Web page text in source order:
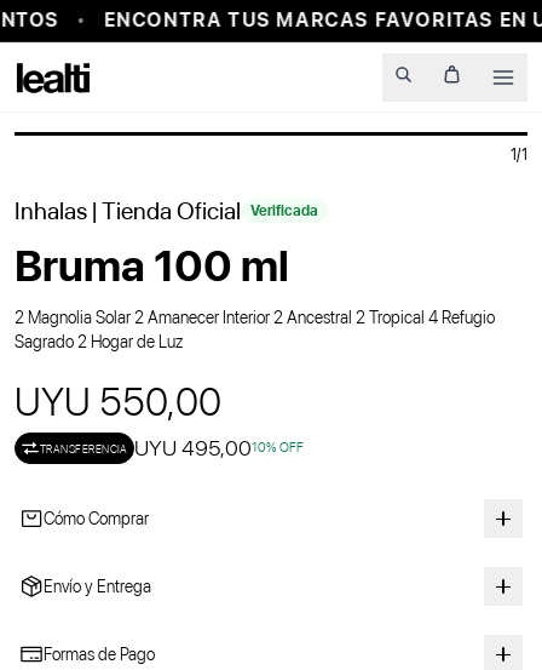
ENCONTRA TUS MARCAS FAVORITAS EN
PROBADOR VIRTUAL
1/1
Inhalas | Tienda Oficial Verificada
Bruma 100 ml
2 Magnolia Solar 2 Amanecer Interior 2 Ancestral 2 Tropical 4 Refugio
Sagrado 2 Hogar de Luz
UYU 550,00
TRANSFERENCIA UYU 495,0010% OFF
Cómo Comprar
Envío y Entrega
Formas de Pago